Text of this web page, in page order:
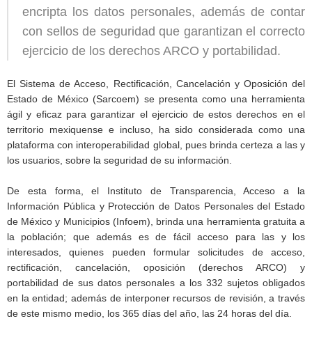
encripta los datos personales, además de contar
con sellos de seguridad que garantizan el correcto
ejercicio de los derechos ARCO y portabilidad.
El Sistema de Acceso, Rectificación, Cancelación y Oposición del
Estado de México (Sarcoem) se presenta como una herramienta
ágil y eficaz para garantizar el ejercicio de estos derechos en el
territorio mexiquense e incluso, ha sido considerada como una
plataforma con interoperabilidad global, pues brinda certeza a las y
los usuarios, sobre la seguridad de su información.
De esta forma, el Instituto de Transparencia, Acceso a la
Información Pública y Protección de Datos Personales del Estado
de México y Municipios (Infoem), brinda una herramienta gratuita a
la población; que además es de fácil acceso para las y los
interesados, quienes pueden formular solicitudes de acceso,
rectificación, cancelación, oposición (derechos ARCO) y
portabilidad de sus datos personales a los 332 sujetos obligados
en la entidad; además de interponer recursos de revisión, a través
de este mismo medio, los 365 días del año, las 24 horas del día.